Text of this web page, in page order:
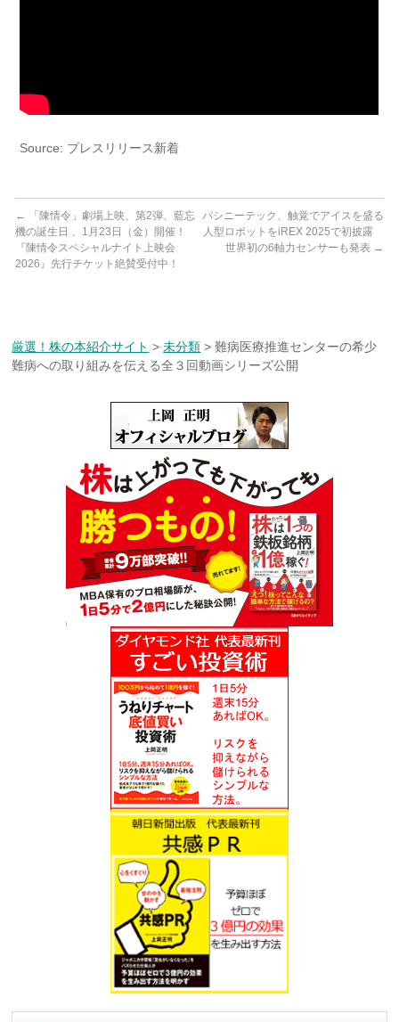
Source: プレスリリース新着
←
「陳情令」劇場上映、第2弾、藍忘
機の誕生日 、1月23日（金）開催！
『陳情令スペシャルナイト上映会
2026』先行チケット絶賛受付中！
パシニーテック、触覚でアイスを盛る
人型ロボットをiREX 2025で初披露
世界初の6軸力センサーも発表 →
厳選！株の本紹介サイト >未分類 >難病医療推進センターの希少
難病への取り組みを伝える全３回動画シリーズ公開